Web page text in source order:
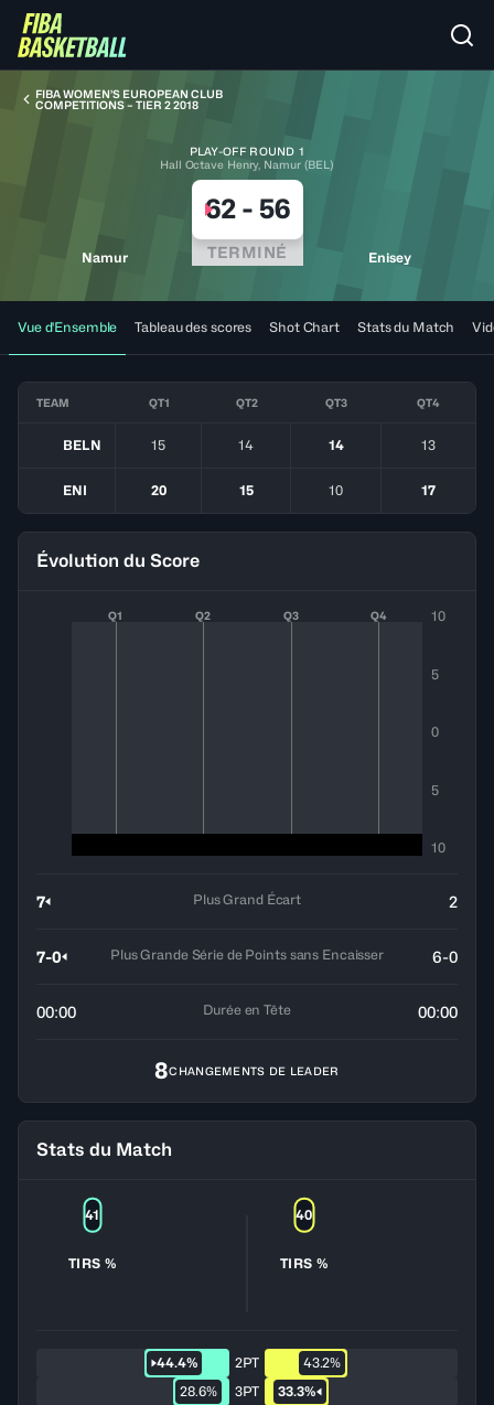
FIBA WOMEN’S EUROPEAN CLUB
COMPETITIONS – TIER 2 2018
PLAY-OFF ROUND 1
Hall Octave Henry, Namur (BEL)
Namur
62- 56
TERMINÉ Enisey
Vue d'Ensemble Tableau des scores Shot Chart Stats du Match
TEAM QT1 QT2 QT3 QT4
BELN 15 14 14 13
ENI 20 15 10 17
Évolution du Score
Q1 Q2 Q3 Q4 10
5
0
5
10
7 Plus Grand Écart 2
7-0 Plus Grande Série de Points sans Encaisser 6-0
00:00 Durée en Tête 00:00
8CHANGEMENTS DE LEADER
Stats du Match
TIRS %
41
TIRS %
40
44.4% 2PT
43.2%
28.6%
3PT
33.3%